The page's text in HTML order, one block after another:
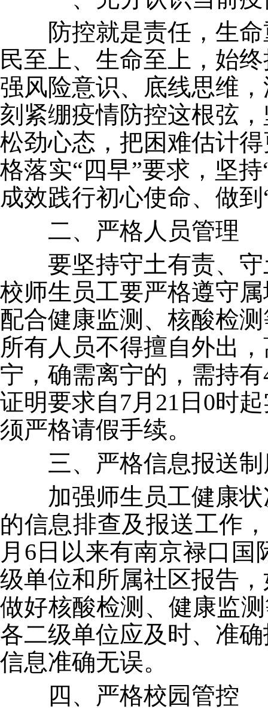
防控就是责任，生命
民至上、生命至上，始
强风险意识、底线思维
刻紧绷疫情防控这根弦
松劲心态，把困难估计
格落实“四早”要求，坚
成效践行初心使命、做
二、严格人员管理
要坚持守土有责、守
校师生员工要严格遵守
配合健康监测、核酸检
所有人员不得擅自外出
宁，确需离宁的，需持
证明要求自7月21日0时
须严格请假手续。
三、严格信息报送制
加强师生员工健康状
的信息排查及报送工作
月6日以来有南京禄口
级单位和所属社区报告
做好核酸检测、健康监
各二级单位应及时、准
信息准确无误。
四、严格校园管控